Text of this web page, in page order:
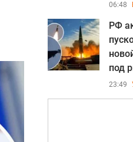
06:48
РФ
под
23:49